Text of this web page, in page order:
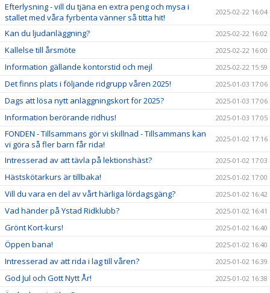
Efterlysning - vill du tjäna en extra peng och mysa i
stallet med våra fyrbenta vänner så titta hit!
2025-02-22 16:04
Kan du ljudanläggning? 2025-02-22 16:02
Kallelse till årsmöte 2025-02-22 16:00
Information gällande kontorstid och mejl 2025-02-22 15:59
Det finns plats i följande ridgrupp våren 2025! 2025-01-03 17:06
Dags att lösa nytt anläggningskort för 2025? 2025-01-03 17:06
Information berörande ridhus! 2025-01-03 17:05
FONDEN - Tillsammans gör vi skillnad - Tillsammans kan
vi göra så fler barn får rida!
2025-01-02 17:16
Intresserad av att tävla på lektionshäst? 2025-01-02 17:03
Hästskötarkurs är tillbaka! 2025-01-02 17:00
Vill du vara en del av vårt härliga lördagsgäng? 2025-01-02 16:42
Vad händer på Ystad Ridklubb? 2025-01-02 16:41
Grönt Kort-kurs! 2025-01-02 16:40
Öppen bana! 2025-01-02 16:40
Intresserad av att rida i lag till våren? 2025-01-02 16:39
God Jul och Gott Nytt År! 2025-01-02 16:38